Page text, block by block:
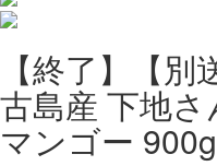
【終了】【
古島産 下地
マンゴー